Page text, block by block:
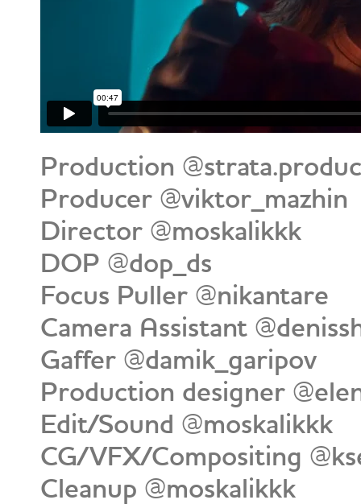
Production
Producer @viktor_mazhin
Director @moskalikkk
DOP @dop_ds
Focus Puller @nikantare
Camera Assistant
Gaffer @damik_garipov
Production designer
Edit/Sound @moskalikkk
CG/VFX/Compositing
Cleanup @moskalikkk